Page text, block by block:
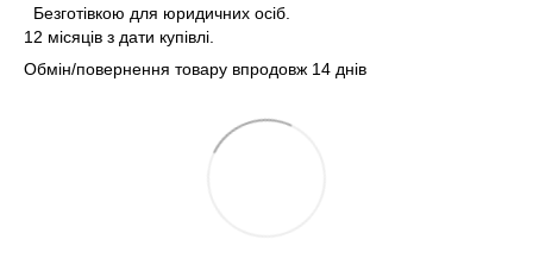
Безготівкою для юридичних осіб.
12 місяців з дати купівлі.
Обмін/повернення товару впродовж 14 днів